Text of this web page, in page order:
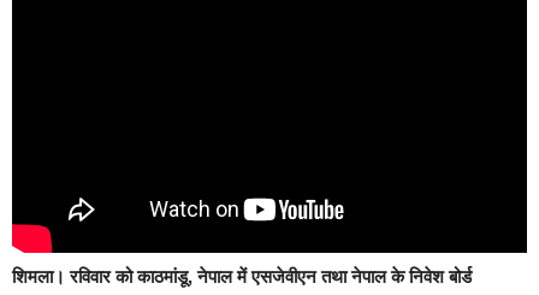
शिमला। रविवार को काठमांडू, नेपाल में एसजेवीएन तथा नेपाल के निवेश बोर्ड